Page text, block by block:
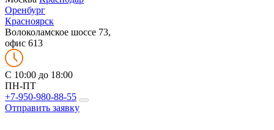
Оренбург
Красноярск
Волоколамское шоссе 73,
офис 613
C 10:00 до 18:00
ПН-ПТ
+7-950-980-88-55
Отправить заявку